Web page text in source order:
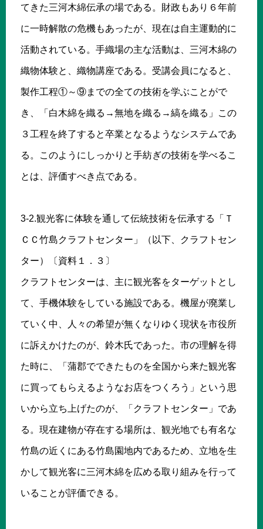
てきた三河木綿伝承の場である。財政もあり６年前
に一時解散の危機もあったが、現在は自主運動的に
活動されている。手織場の主な活動は、三河木綿の
織物体験と、織物講座である。受講会員になると、
製作工程①～⑨までの全ての技術を学ぶことがで
き、「白木綿を織る→無地を織る→縞を織る」この
３工程を終了すると卒業となるようなシステムであ
る。このようにしっかりと手紡ぎの技術を学べるこ
とは、評価すべき点である。
3-2.観光客に体験を通して伝統技術を伝承する「Ｔ
ＣＣ竹島クラフトセンター」（以下、クラフトセン
ター）〔資料１．３〕
クラフトセンターは、主に観光客をターゲットとし
て、手機体験をしている施設である。機屋が廃業し
ていく中、人々の希望が無くなりゆく現状を市役所
に訴えかけたのが、鈴木氏であった。市の理解を得
た時に、「蒲郡でできたものを全国から来た観光客
に買ってもらえるようなお店をつくろう」という思
いから立ち上げたのが、「クラフトセンター」であ
る。現在建物が存在する場所は、観光地でも有名な
竹島の近くにある竹島園地内であるため、立地を生
かして観光客に三河木綿を広める取り組みを行って
いることが評価できる。